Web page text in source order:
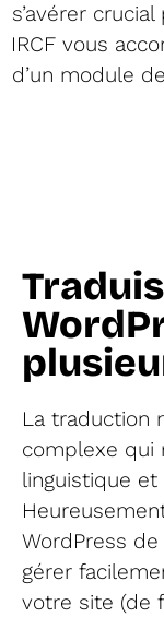
s’avérer
IRCF vous
d’un module
La traduction
complexe qui
linguistique
WordPress
gérer
votre site (de